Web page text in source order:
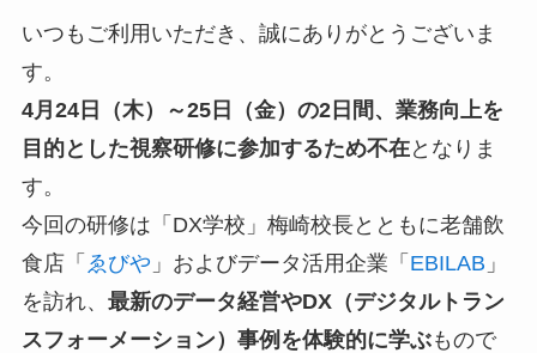
いつもご利用いただき、誠にありがとうございま
す。
4月24日（木）～25日（金）の2日間、業務向上を
目的とした視察研修に参加するため不在となりま
す。
今回の研修は「DX学校」梅崎校長とともに老舗飲
食店「 ゑびや 」およびデータ活用企業「 EBILAB 」
を訪れ、 最新のデータ経営やDX（デジタルトラン
スフォーメーション）事例を体験的に学ぶもので